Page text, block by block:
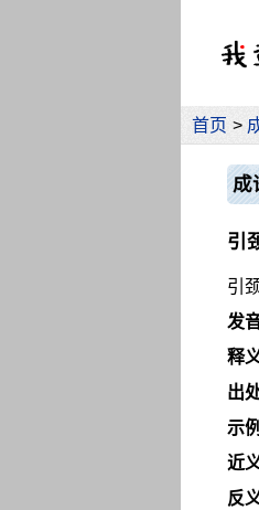
首页 >
成
引
引
发
释
出
示例
近
反